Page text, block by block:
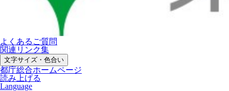
よくあるご質問
関連リンク集
文字サイズ・色合い
都庁総合ホームページ
読み上げる
Language